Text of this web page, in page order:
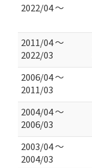
2022/04 ～
2011/04 ～
2022/03
2006/04 ～
2011/03
2004/04 ～
2006/03
2003/04 ～
2004/03